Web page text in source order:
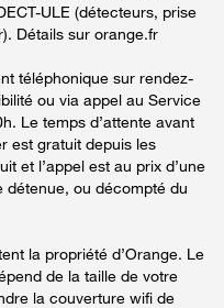
ULE (détecteurs, prise
Détails sur orange.fr
téléphonique sur rendez-
ou via appel au Service
Le temps d’attente avant
est gratuit depuis les
et l’appel est au prix d’une
détenue, ou décompté du
la propriété d’Orange. Le
de la taille de votre
la couverture wifi de